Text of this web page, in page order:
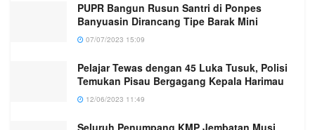
PUPR Bangun Rusun Santri di Ponpes
Banyuasin Dirancang Tipe Barak Mini
07/07/2023 15:09
Pelajar Tewas dengan 45 Luka Tusuk, Polisi
Temukan Pisau Bergagang Kepala Harimau
12/06/2023 11:49